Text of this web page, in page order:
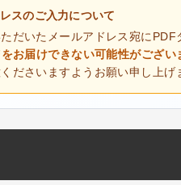
スのご入力について
だいたメールアドレス宛にPDF
お届けできない可能性がござい
ださいますようお願い申し上げ